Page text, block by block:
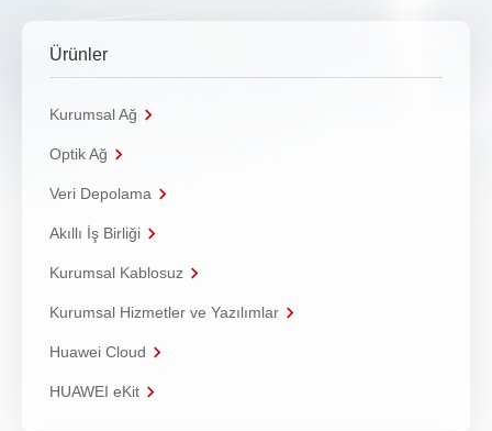
Ürünler
Kurumsal Ağ
Optik Ağ
Veri Depolama
Akıllı İş Birliği
Kurumsal Kablosuz
Kurumsal Hizmetler ve Yazılımlar
Huawei Cloud
HUAWEI eKit